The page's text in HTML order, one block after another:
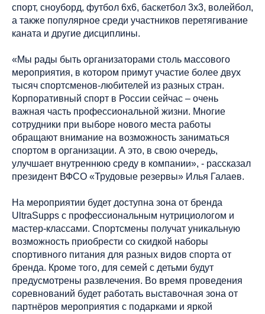
спорт, сноуборд, футбол 6х6, баскетбол 3х3, волейбол,
а также популярное среди участников перетягивание
каната и другие дисциплины.
«Мы рады быть организаторами столь массового
мероприятия, в котором примут участие более двух
тысяч спортсменов-любителей из разных стран.
Корпоративный спорт в России сейчас – очень
важная часть профессиональной жизни. Многие
сотрудники при выборе нового места работы
обращают внимание на возможность заниматься
спортом в организации. А это, в свою очередь,
улучшает внутреннюю среду в компании», - рассказал
президент ВФСО «Трудовые резервы» Илья Галаев.
На мероприятии будет доступна зона от бренда
UltraSupps с профессиональным нутрициологом и
мастер-классами. Спортсмены получат уникальную
возможность приобрести со скидкой наборы
спортивного питания для разных видов спорта от
бренда. Кроме того, для семей с детьми будут
предусмотрены развлечения. Во время проведения
соревнований будет работать выставочная зона от
партнёров мероприятия с подарками и яркой